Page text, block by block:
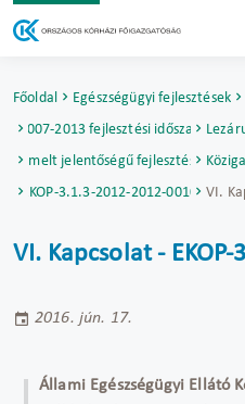
Főoldal Egészségügyi fejlesztések
2007-2013 fejlesztési időszak
Kiemelt jelentőségű fejlesztések
Elektronikus
EKOP-3.1.3-2012-2012-0010
VI. Kapcsolat -
2016. jún. 17.
Állami Egészségügyi Ellátó